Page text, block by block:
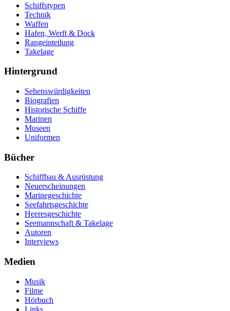
Schiffstypen
Technik
Waffen
Hafen, Werft & Dock
Rangeinteilung
Takelage
Hintergrund
Sehenswürdigkeiten
Biografien
Historische Schiffe
Marinen
Museen
Uniformen
Bücher
Schiffbau & Ausrüstung
Neuerscheinungen
Marinegeschichte
Seefahrtsgeschichte
Heeresgeschichte
Seemannschaft & Takelage
Autoren
Interviews
Medien
Musik
Filme
Hörbuch
Links